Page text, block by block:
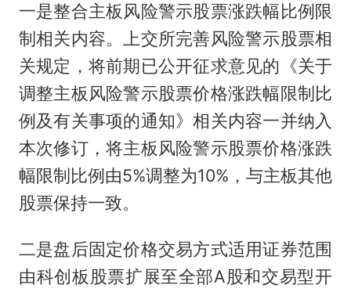
一是整合主板风险警示股票涨跌幅比例限
制相关内容。上交所完善风险警示股票相
关规定，将前期已公开征求意见的《关于
调整主板风险警示股票价格涨跌幅限制比
例及有关事项的通知》相关内容一并纳入
本次修订，将主板风险警示股票价格涨跌
幅限制比例由5%调整为10%，与主板其他
股票保持一致。
二是盘后固定价格交易方式适用证券范围
由科创板股票扩展至全部A股和交易型开